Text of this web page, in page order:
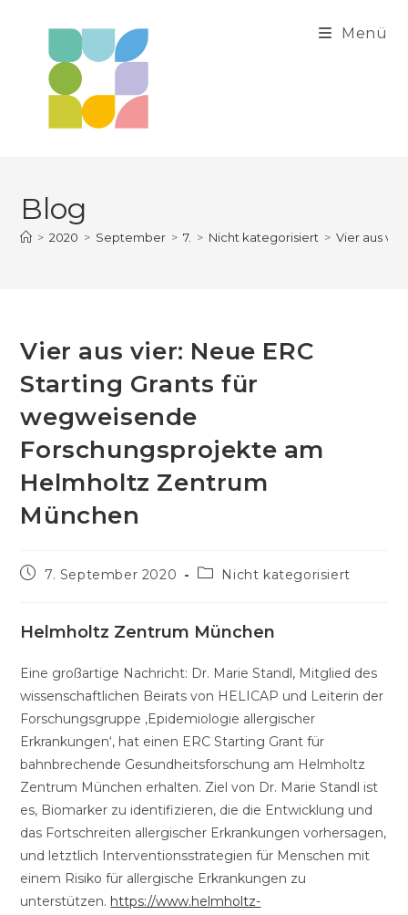
springen
Menü
Blog
> 2020 > September > 7. > Nicht kategorisiert > Vier aus
Vier aus vier: Neue ERC
Starting Grants für
wegweisende
Forschungsprojekte am
Helmholtz Zentrum
München
Beitrag7. September 2020
Beitrags-
Nicht kategorisiert
Helmholtz Zentrum München
Eine großartige Nachricht: Dr. Marie Standl, Mitglied des
wissenschaftlichen Beirats von HELICAP und Leiterin der
Forschungsgruppe ‚Epidemiologie allergischer
Erkrankungen‘, hat einen ERC Starting Grant für
bahnbrechende Gesundheitsforschung am Helmholtz
Zentrum München erhalten. Ziel von Dr. Marie Standl ist
es, Biomarker zu identifizieren, die die Entwicklung und
das Fortschreiten allergischer Erkrankungen vorhersagen,
und letztlich Interventionsstrategien für Menschen mit
einem Risiko für allergische Erkrankungen zu
unterstützen. https://www.helmholtz-